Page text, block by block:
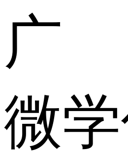
广
微